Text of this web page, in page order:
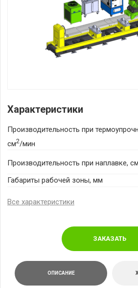
Характеристики
Производительность при
см2/мин
Производительность при наплавке, см
Габариты рабочей зоны, мм
Все характеристики
ЗАКАЗАТЬ
ОПИСАНИЕ